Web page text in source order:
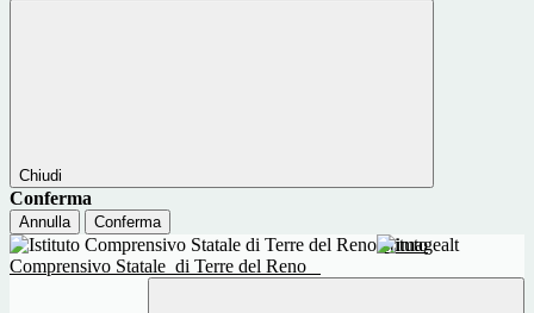
Chiudi
Conferma
Annulla Conferma
Istituto
Comprensivo Statale di Terre del Reno